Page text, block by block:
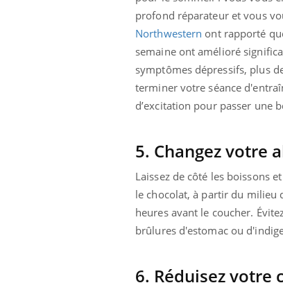
profond réparateur et vous
Northwestern ont rapporté
semaine ont amélioré
symptômes dépressifs, plus
terminer votre séance
d’excitation pour passer une
5. Changez votre
Laissez de côté les boissons
le chocolat, à partir du milieu
heures avant le coucher.
brûlures d'estomac ou
6. Réduisez votre